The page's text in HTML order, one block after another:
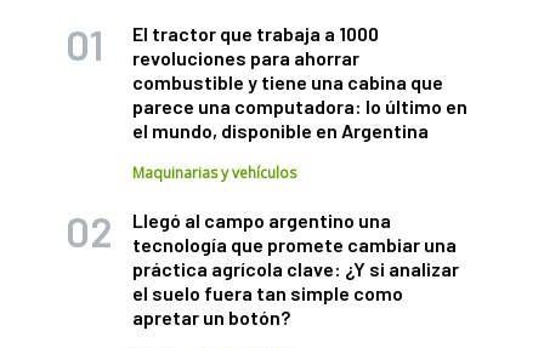
El tractor que trabaja a 1000
revoluciones para ahorrar
combustible y tiene una cabina que
parece una computadora: lo último en
el mundo, disponible en Argentina
Maquinarias y vehículos
Llegó al campo argentino una
tecnología que promete cambiar una
práctica agrícola clave: ¿Y si analizar
el suelo fuera tan simple como
apretar un botón?